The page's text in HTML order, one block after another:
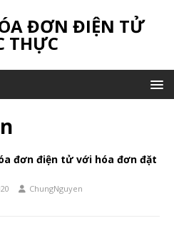
ĐƠN ĐIỆN TỬ
THỰC
đơn điện tử với hóa đơn đặt
ChungNguyen